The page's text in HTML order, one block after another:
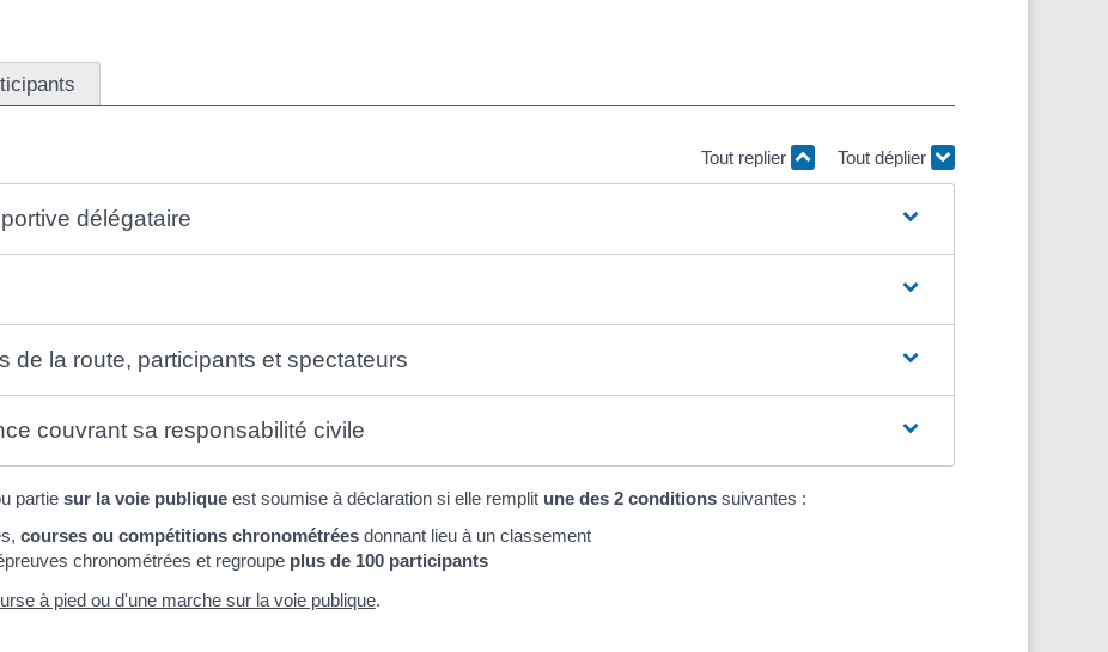
Tout replier Tout déplier
délégataire
de la route, participants et spectateurs
couvrant sa responsabilité civile
partie sur la voie publiqueest soumise à déclaration si elle remplit une des 2 conditions suivantes :
courses ou compétitions chronométréesdonnant lieu à un classement
chronométrées et regroupe plus de 100 participants
à pied ou d'une marche sur la voie publique.